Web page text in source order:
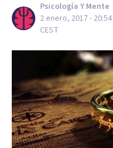
Psicología Y Mente
2 enero, 2017 - 20:54
CEST